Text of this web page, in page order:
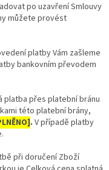
po uzavření Smlouvy
můžete provést
platby Vám zašleme
bankovním převodem
platba přes platební bránu
této platební brány,
. V případě platby
při doručení Zboží